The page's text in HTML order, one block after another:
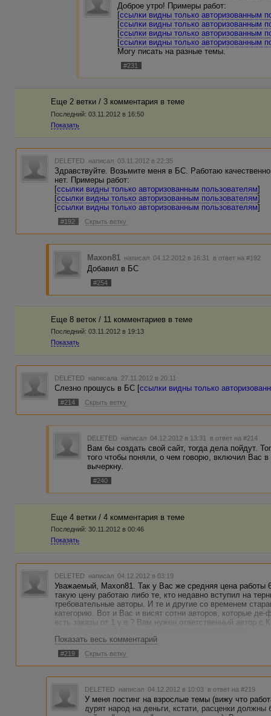
Доброе утро! Примеры работ:
[ссылки видны только авторизованным
[ссылки видны только авторизованным
[ссылки видны только авторизованным
[ссылки видны только авторизованным
Могу писать на разные темы.
#231
Еще 2 ветки / 3 комментария в темe
Последний: 03.11.2012 в 16:50
Показать
DELETED написал 03.11.2012 в 22:35
Здравствуйте. Возьмите меня в БС. Работаю
нет. Примеры работ:
[ссылки видны только авторизованным пользователям]
[ссылки видны только авторизованным пользователям]
[ссылки видны только авторизованным пользователям]
#192 Скрыть ветку
Maxon81 написал 04.12.2012 в 16:31 в ответ на #192
Добавил в БС
#254
Еще 8 веток / 11 комментариев в темe
Последний: 03.11.2012 в 19:13
Показать
DELETED написала 27.11.2012 в 20:11
Слезно прошусь в БС [ссылки видны только
#214 Скрыть ветку
DELETED написал 04.12.2012 в 13:31 в ответ на #214
Вам бы создать свой сайт, тогда дела пойдут.
того чтобы поняли, о чем говорю, включил Вас
вычеркну.
#240
Еще 4 ветки / 4 комментария в темe
Последний: 30.11.2012 в 00:46
Показать
DELETED написал 04.12.2012 в 03:19
Уважаемый, Maxon81. Так у Вас же средняя цена работы
такую цену работаю либо те, кто недавно вступил на
требовательные авторы. И те и другие со временем
категорию. Вот и Вас и висят сотни авторов, которые
есть заказы от 1 у.е.? Вам нужен ответственный автор с
Показать весь комментарий
#219 Скрыть ветку
DELETED написал 04.12.2012 в 10:03 в ответ на #219
У меня постинг на взрослые темы (вижу что
дурят народ на деньги, кстати, расценки